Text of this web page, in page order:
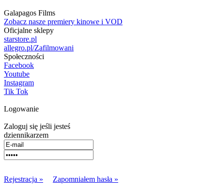
Galapagos Films
Zobacz nasze premiery kinowe i VOD
Oficjalne sklepy
starstore.pl
allegro.pl/Zafilmowani
Społeczności
Facebook
Youtube
Instagram
Tik Tok
Logowanie
Zaloguj się jeśli jesteś
dziennikarzem
Rejestracja »
Zapomniałem hasła »